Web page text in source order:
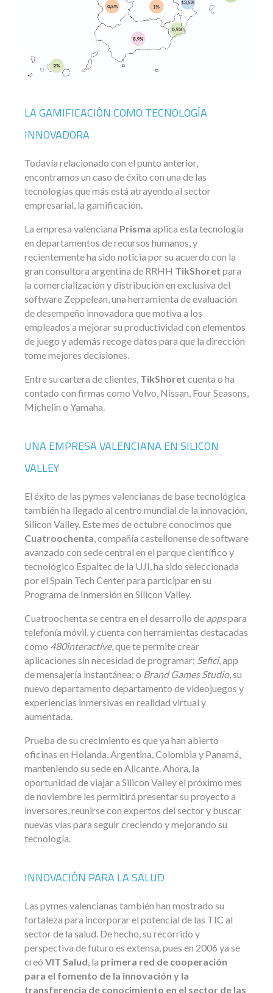
LA GAMIFICACIÓN COMO TECNOLOGÍA
INNOVADORA
Todavía relacionado con el punto anterior,
encontramos un caso de éxito con una de las
tecnologías que más está atrayendo al sector
empresarial, la gamificación.
La empresa valenciana Prisma aplica esta tecnología
en departamentos de recursos humanos, y
recientemente ha sido noticia por su acuerdo con la
gran consultora argentina de RRHH TikShoret para
la comercialización y distribución en exclusiva del
software Zeppelean, una herramienta de evaluación
de desempeño innovadora que motiva a los
empleados a mejorar su productividad con elementos
de juego y además recoge datos para que la dirección
tome mejores decisiones.
Entre su cartera de clientes, TikShoret cuenta o ha
contado con firmas como Volvo, Nissan, Four Seasons,
Michelin o Yamaha.
UNA EMPRESA VALENCIANA EN SILICON
VALLEY
El éxito de las pymes valencianas de base tecnológica
también ha llegado al centro mundial de la innovación,
Silicon Valley. Este mes de octubre conocimos que
Cuatroochenta , compañía castellonense de software
avanzado con sede central en el parque científico y
tecnológico Espaitec de la UJI, ha sido seleccionada
por el Spain Tech Center para participar en su
Programa de Inmersión en Silicon Valley.
Cuatroochenta se centra en el desarrollo de appspara
telefonía móvil, y cuenta con herramientas destacadas
como 480interactive, que te permite crear
aplicaciones sin necesidad de programar; Sefici, app
de mensajería instantánea; o Brand Games Studio, su
nuevo departamento departamento de videojuegos y
experiencias inmersivas en realidad virtual y
aumentada.
Prueba de su crecimiento es que ya han abierto
oficinas en Holanda, Argentina, Colombia y Panamá,
manteniendo su sede en Alicante. Ahora, la
oportunidad de viajar a Silicon Valley el próximo mes
de noviembre les permitirá presentar su proyecto a
inversores, reunirse con expertos del sector y buscar
nuevas vías para seguir creciendo y mejorando su
tecnología.
INNOVACIÓN PARA LA SALUD
Las pymes valencianas también han mostrado su
fortaleza para incorporar el potencial de las TIC al
sector de la salud. De hecho, su recorrido y
perspectiva de futuro es extensa, pues en 2006 ya se
creó VIT Salud , la primera red de cooperación
para el fomento de la innovación y la
transferencia de conocimiento en el sector de las